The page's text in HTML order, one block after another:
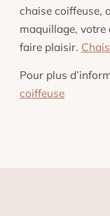
chaise coiffeuse,
maquillage, votre
faire plaisir.
Pour plus
coiffeuse